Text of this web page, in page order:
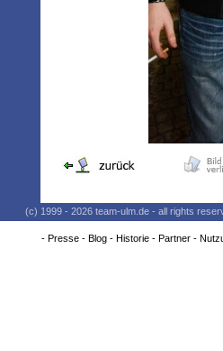
(c) 1999 - 2026 team-ulm.de - all rights
- Presse- Blog- Historie- Partner-